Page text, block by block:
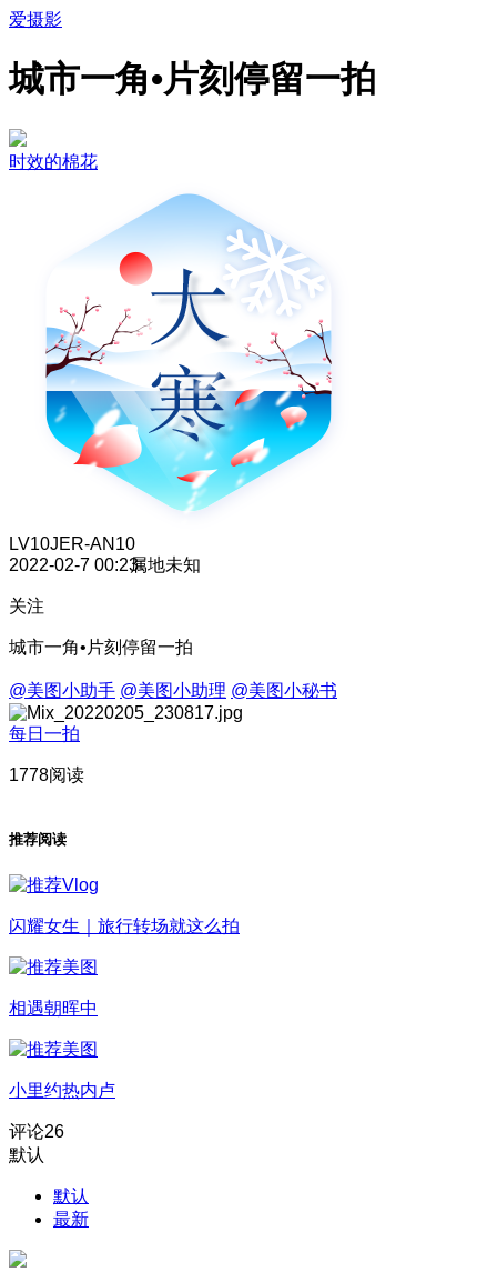
爱摄影
城市一角•片刻停留一拍
时效的棉花
LV10JER-AN10
2022-02-7 00:23属地未知
关注
城市一角•片刻停留一拍
@美图小助手 @美图小助理 @美图小秘书
每日一拍
1778阅读
推荐阅读
闪耀女生｜旅行转场就这么拍
相遇朝晖中
小里约热内卢
评论26
默认
默认
最新